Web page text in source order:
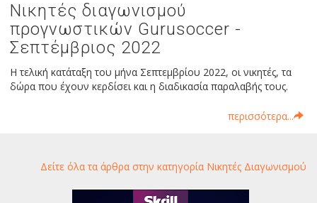
Νικητές διαγωνισμού
προγνωστικών Gurusoccer -
Σεπτέμβριος 2022
Η τελική κατάταξη του μήνα Σεπτεμβρίου 2022, οι νικητές, τα
δώρα που έχουν κερδίσει και η διαδικασία παραλαβής τους.
περισσότερα...
Δείτε όλα τα άρθρα στην κατηγορία Νικητές Διαγωνισμού